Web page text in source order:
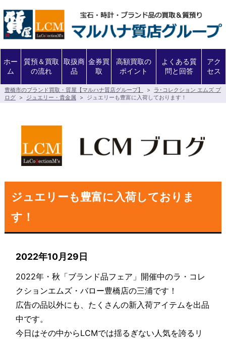
ホー
ム
質預＆買取
の流れ
取扱商
品
金券買
取
高額買取の
ポイント
よくある質
問と回答
アク
セス
豊橋市のブランド買取・質屋【マルハナ質店グループ】 >
ラ･コレクション エムズ ブ
ログ > ジュエリー・貴金属 > ジュエリーも豊富に入荷しております！
ジュエリーも豊富に入荷しておりま
す！
2022年10月29日
2022年・秋「ブランド品フェア」開催中のラ・コレ
クションエムズ・バロー豊橋店の三浦です！
広告の品以外にも、たくさんの新入荷アイテムを出品
中です。
今日はその中からLCMでは揺るぎない人気を誇るリ